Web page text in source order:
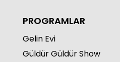
PROGRAMLAR
Gelin Evi
Güldür Güldür Show